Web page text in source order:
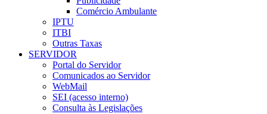
Comércio Ambulante
IPTU
ITBI
Outras Taxas
SERVIDOR
Portal do Servidor
Comunicados ao Servidor
WebMail
SEI (acesso interno)
Consulta às Legislações